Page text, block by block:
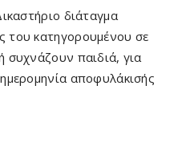
διάταγμα
του κατηγορουμένου σε
συχνάζουν παιδιά, για
αποφυλάκισής